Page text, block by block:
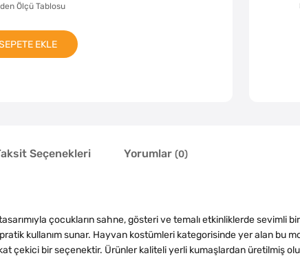
Ölçü Tablosu
EKLE
Seçenekleri Yorumlar (0)
çocukların sahne, gösteri ve temalı etkinliklerde sevimli
kullanım sunar. Hayvan kostümleri kategorisinde yer alan bu
çekici bir seçenektir. Ürünler kaliteli yerli kumaşlardan üretilmiş